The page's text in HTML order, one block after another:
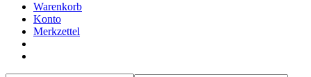
Warenkorb
Konto
Merkzettel